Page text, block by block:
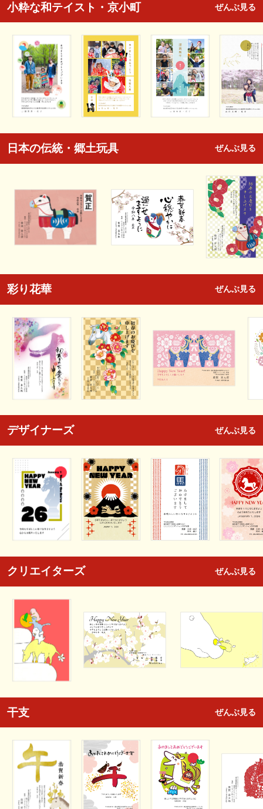
小粋な和テイスト・京小町 ぜんぶ見る
日本の伝統・郷土玩具 ぜんぶ見る
彩り花華 ぜんぶ見る
デザイナーズ ぜんぶ見る
クリエイターズ ぜんぶ見る
干支 ぜんぶ見る